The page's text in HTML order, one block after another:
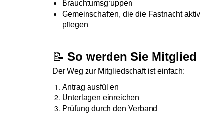
Brauchtumsgruppen
Gemeinschaften, die die Fastnacht aktiv
pflegen
📝 So werden Sie Mitglied
Der Weg zur Mitgliedschaft ist einfach:
Antrag ausfüllen
Unterlagen einreichen
Prüfung durch den Verband